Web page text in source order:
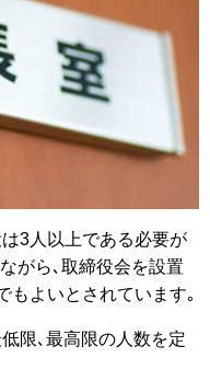
3人以上である必要が
がら､取締役会を設置
もよいとされています｡
限､最高限の人数を定